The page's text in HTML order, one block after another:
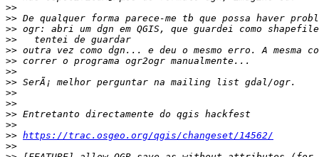
>>
>>
>>
>>
>>
>>
>>
>>
>>
>>
>>
>>
>> https://trac.osgeo.org/qgis/changeset/14562/
>>